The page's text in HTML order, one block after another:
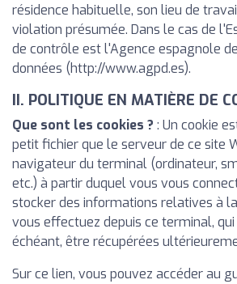
résidence habituelle, son lieu de
violation présumée. Dans le cas de
de contrôle est l'Agence espagnole
données (http://www.agpd.es).
II. POLITIQUE EN MATIÈRE DE
Que sont les cookies ? : Un cookie
petit fichier que le serveur de ce site
navigateur du terminal (ordinateur,
etc.) à partir duquel vous vous
stocker des informations relatives à
vous effectuez depuis ce terminal,
échéant, être récupérées
Sur ce lien, vous pouvez accéder au